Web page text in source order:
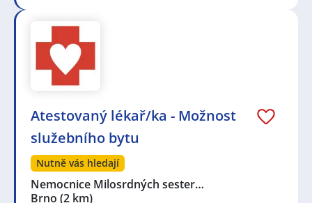
Atestovaný lékař/ka - Možnost
služebního bytu
Nutně vás hledají
Nemocnice Milosrdných sester…
Brno (2 km)